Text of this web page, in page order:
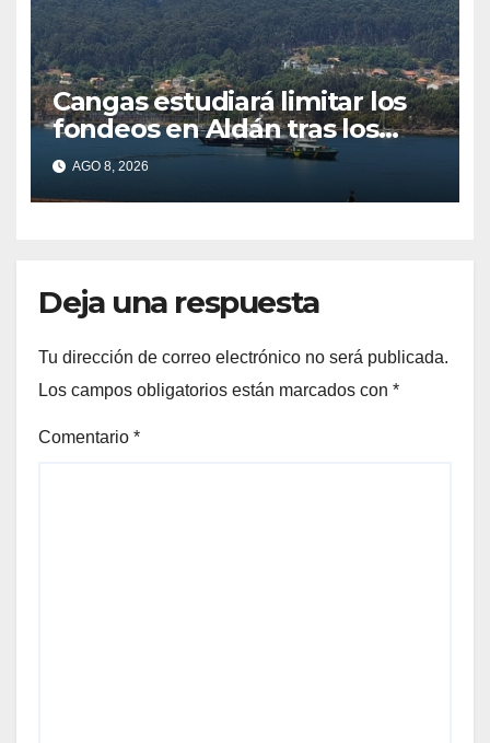
Cangas estudiará limitar los
fondeos en Aldán tras los
últimos episodios de
contaminación en Arneles
AGO 8, 2026
Deja una respuesta
Tu dirección de correo electrónico no será publicada.
Los campos obligatorios están marcados con *
Comentario *